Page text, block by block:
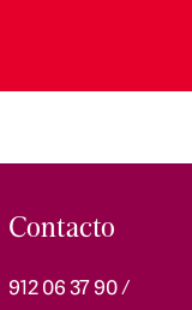
Contacto
912 06 37 90